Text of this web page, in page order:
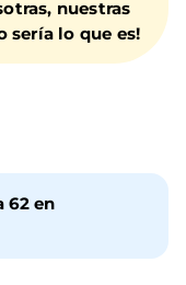
nuestras
sería lo que es!
62 en